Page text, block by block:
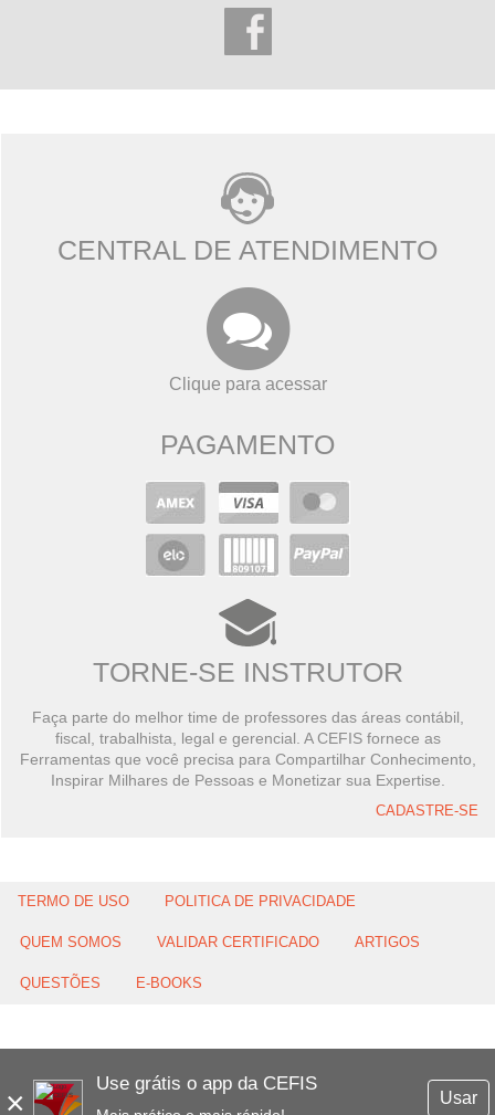
×
Use grátis o app da CEFIS
Usar
CENTRAL DE ATENDIMENTO
Clique para acessar
PAGAMENTO
TORNE-SE INSTRUTOR
Faça parte do melhor time de professores das áreas contábil,
fiscal, trabalhista, legal e gerencial. A CEFIS fornece as
Ferramentas que você precisa para Compartilhar Conhecimento,
Inspirar Milhares de Pessoas e Monetizar sua Expertise.
CADASTRE-SE
TERMO DE USO POLITICA DE PRIVACIDADE
QUEM SOMOS VALIDAR CERTIFICADO ARTIGOS
QUESTÕES E-BOOKS